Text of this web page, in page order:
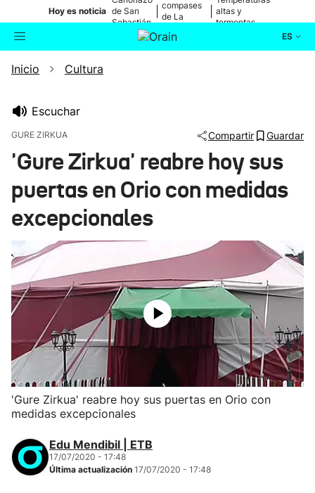
Hoy es noticia de San
Sebastián
compases
de La
altas y
tormentas
ES
Buscador
Ikusmiran
Eguraldia
Inicio Cultura
Escuchar
GURE ZIRKUA Compartir Guardar
'Gure Zirkua' reabre hoy sus
puertas en Orio con medidas
excepcionales
'Gure Zirkua' reabre hoy sus puertas en Orio con
medidas excepcionales
Edu Mendibil | ETB
17/07/2020 - 17:48
Última actualización 17/07/2020 - 17:48